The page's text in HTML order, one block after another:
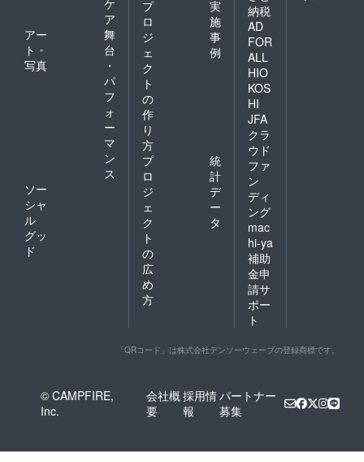
ケ
ア
アー
ト・
写真
舞
台
・
パ
フ
ォ
ー
マ
ン
ス
ソー
シャ
ル
グッ
ド
プ
ロ
ジ
ェ
ク
ト
の
作
り
方
実
施
事
例
プ
ロ
ジ
ェ
ク
ト
の
広
め
方
統
計
デ
ー
タ
納税
AD
FOR
ALL
HIO
KOS
HI
JFA
クラ
ウド
ファ
ン
ディ
ング
mac
hi-ya
補助
金申
請サ
ポー
ト
「QRコード」は株式会社デンソーウェーブの登録商標です。
© CAMPFIRE,
Inc.
会社概
要
採用情
報
パートナー
募集